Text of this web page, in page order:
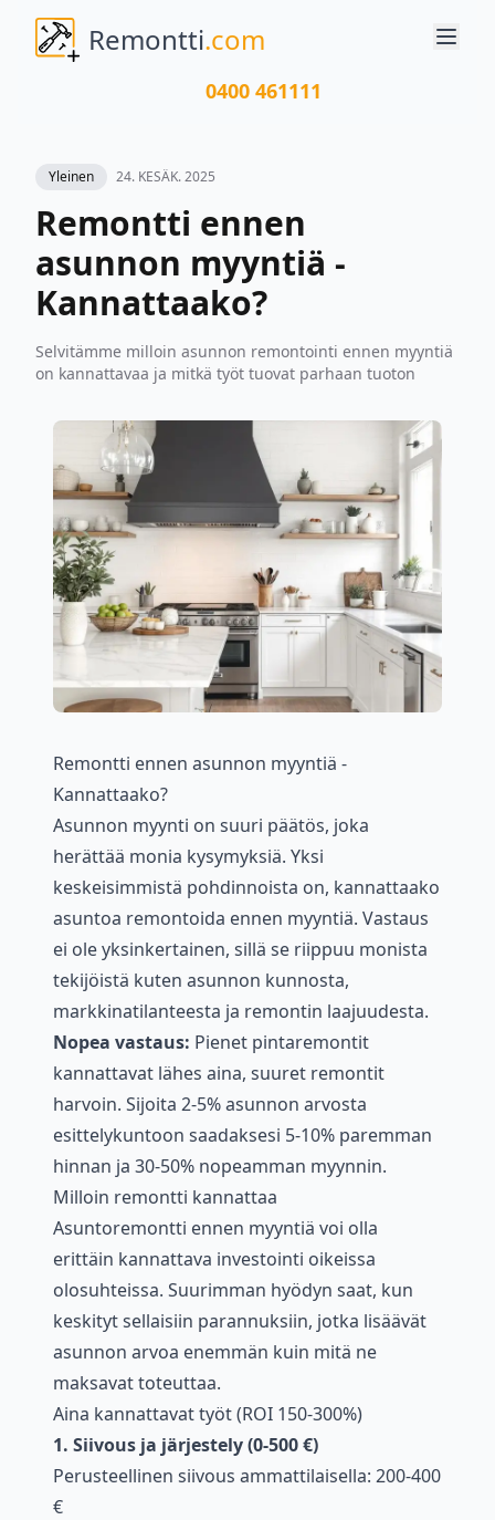
Remontti.com
0400 461111
Yleinen 24. KESÄK. 2025
Remontti ennen
asunnon myyntiä -
Kannattaako?
Selvitämme milloin asunnon remontointi ennen myyntiä
on kannattavaa ja mitkä työt tuovat parhaan tuoton
Remontti ennen asunnon myyntiä -
Kannattaako?
Asunnon myynti on suuri päätös, joka
herättää monia kysymyksiä. Yksi
keskeisimmistä pohdinnoista on, kannattaako
asuntoa remontoida ennen myyntiä. Vastaus
ei ole yksinkertainen, sillä se riippuu monista
tekijöistä kuten asunnon kunnosta,
markkinatilanteesta ja remontin laajuudesta.
Nopea vastaus: Pienet pintaremontit
kannattavat lähes aina, suuret remontit
harvoin. Sijoita 2-5% asunnon arvosta
esittelykuntoon saadaksesi 5-10% paremman
hinnan ja 30-50% nopeamman myynnin.
Milloin remontti kannattaa
Asuntoremontti ennen myyntiä voi olla
erittäin kannattava investointi oikeissa
olosuhteissa. Suurimman hyödyn saat, kun
keskityt sellaisiin parannuksiin, jotka lisäävät
asunnon arvoa enemmän kuin mitä ne
maksavat toteuttaa.
Aina kannattavat työt (ROI 150-300%)
1. Siivous ja järjestely (0-500 €)
Perusteellinen siivous ammattilaisella: 200-400
€